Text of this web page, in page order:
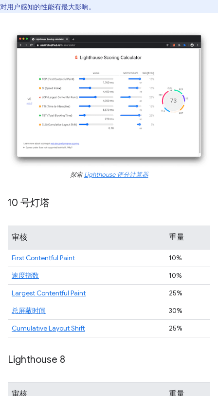
对用户感知的性能有最大影响。
探索Lighthouse 评分计算器
10 号灯塔
审核 重量
First Contentful Paint
10%
速度指数
10%
Largest Contentful Paint
25%
总屏蔽时间
30%
Cumulative Layout Shift
25%
Lighthouse 8